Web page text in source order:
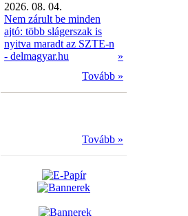
2026. 08. 04.
Nem zárult be minden
ajtó: több slágerszak is
nyitva maradt az SZTE-n
- delmagyar.hu
»
Tovább »
Tovább »